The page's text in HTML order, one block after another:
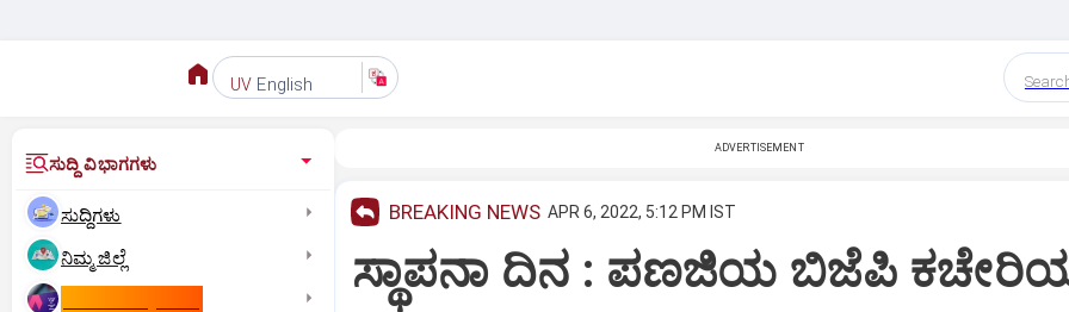
UV English
ಸುದ್ದಿ ವಿಭಾಗಗಳು
ಸುದ್ದಿಗಳು
ನಿಮ್ಮ ಜಿಲ್ಲೆ
ADVERTISEMENT
BREAKING NEWS APR 6, 2022, 5:12 PM IST
ಸ್ಥಾಪನಾ ದಿನ : ಪಣಜಿಯ ಬಿಜೆಪಿ